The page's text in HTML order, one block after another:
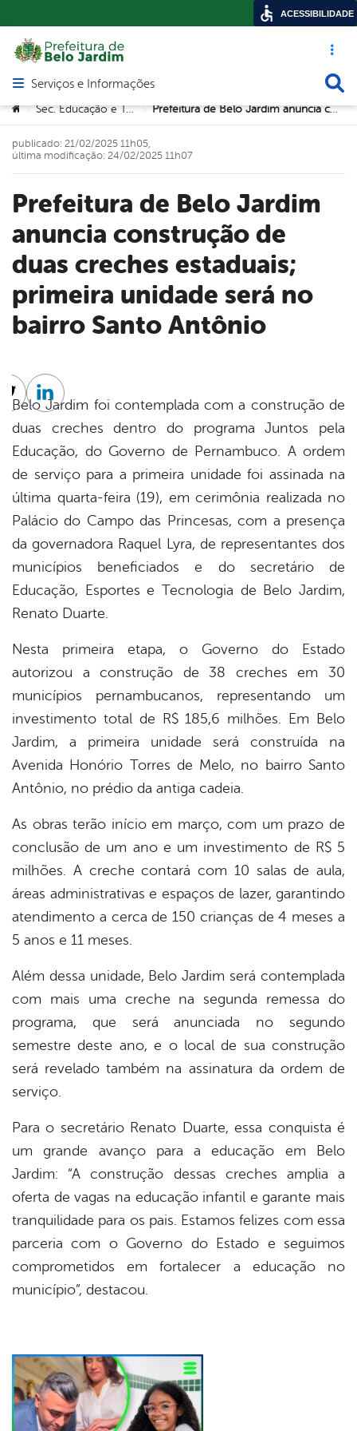
Acesso
Abrir menu principal de navegação
Serviços e Informações
Você está aqui:
> Sec. Educação e Tecnologia > Prefeitura de Belo Jardim anuncia construção de duas creches estaduais; primeira unidade será no bairro Santo Antônio
Prefeitura de Belo Jardim
anuncia construção de
duas creches estaduais;
primeira unidade será no
bairro Santo Antônio
publicado: 21/02/2025 11h05,
última modificação: 24/02/2025 11h07
Belo Jardim foi contemplada com a construção de
duas creches dentro do programa Juntos pela
Educação, do Governo de Pernambuco. A ordem
de serviço para a primeira unidade foi assinada na
última quarta-feira (19), em cerimônia realizada no
Palácio do Campo das Princesas, com a presença
da governadora Raquel Lyra, de representantes dos
municípios beneficiados e do secretário de
Educação, Esportes e Tecnologia de Belo Jardim,
Renato Duarte.
Nesta primeira etapa, o Governo do Estado
autorizou a construção de 38 creches em 30
municípios pernambucanos, representando um
investimento total de R$ 185,6 milhões. Em Belo
Jardim, a primeira unidade será construída na
Avenida Honório Torres de Melo, no bairro Santo
Antônio, no prédio da antiga cadeia.
As obras terão início em março, com um prazo de
conclusão de um ano e um investimento de R$ 5
milhões. A creche contará com 10 salas de aula,
áreas administrativas e espaços de lazer, garantindo
atendimento a cerca de 150 crianças de 4 meses a
5 anos e 11 meses.
Além dessa unidade, Belo Jardim será contemplada
com mais uma creche na segunda remessa do
programa, que será anunciada no segundo
semestre deste ano, e o local de sua construção
será revelado também na assinatura da ordem de
serviço.
Para o secretário Renato Duarte, essa conquista é
um grande avanço para a educação em Belo
Jardim: “A construção dessas creches amplia a
oferta de vagas na educação infantil e garante mais
tranquilidade para os pais. Estamos felizes com essa
parceria com o Governo do Estado e seguimos
comprometidos em fortalecer a educação no
município”, destacou.
Twitter
Linkedin
ACESSIBILIDADE